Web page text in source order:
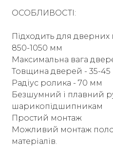
ОСОБЛИВОСТІ:
Підходить для
850-1050 мм
Максимальна вага
Товщина дверей - 35-
Радіус ролика - 70 мм
Безшумний і плавний
шарикопідшипникам
Простий монтаж
Можливий монтаж
матеріалів.